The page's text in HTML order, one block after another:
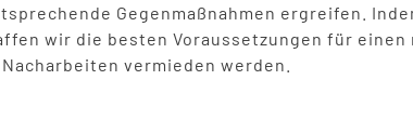
Gegenmaßnahmen ergreifen.
wir die besten Voraussetzungen für einen
vermieden werden.